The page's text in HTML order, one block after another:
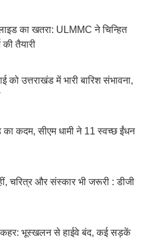
का खतरा: ULMMC ने चिन्हित
तैयारी
उत्तराखंड में भारी बारिश संभावना,
का कदम, सीएम धामी ने 11 स्वच्छ ईंधन
और संस्कार भी जरूरी : डीजी
कहर: भूस्खलन से हाईवे बंद, कई सड़कें